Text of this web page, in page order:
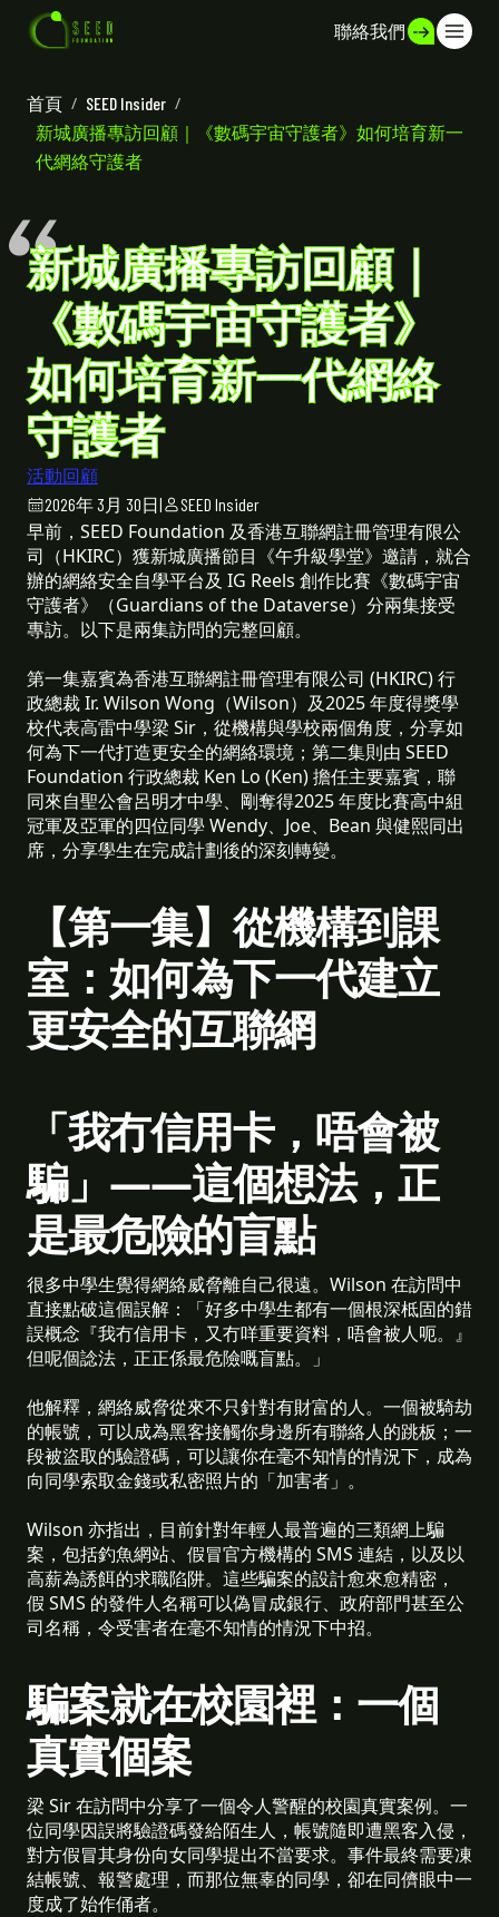
聯絡我們
首頁 / SEED Insider /
新城廣播專訪回顧｜《數碼宇宙守護者》如何培育新一
代網絡守護者
新城廣播專訪回顧｜
《數碼宇宙守護者》
如何培育新一代網絡
守護者
活動回顧
2026年 3月 30日| SEED Insider
早前，SEED Foundation 及香港互聯網註冊管理有限公
司（HKIRC）獲新城廣播節目《午升級學堂》邀請，就合
辦的網絡安全自學平台及 IG Reels 創作比賽《數碼宇宙
守護者》（Guardians of the Dataverse）分兩集接受
專訪。以下是兩集訪問的完整回顧。
第一集嘉賓為香港互聯網註冊管理有限公司 (HKIRC) 行
政總裁 Ir. Wilson Wong（Wilson）及2025 年度得獎學
校代表高雷中學梁 Sir，從機構與學校兩個角度，分享如
何為下一代打造更安全的網絡環境；第二集則由 SEED
Foundation 行政總裁 Ken Lo (Ken) 擔任主要嘉賓，聯
同來自聖公會呂明才中學、剛奪得2025 年度比賽高中組
冠軍及亞軍的四位同學 Wendy、Joe、Bean 與健熙同出
席，分享學生在完成計劃後的深刻轉變。
【第一集】從機構到課
室：如何為下一代建立
更安全的互聯網
「我冇信用卡，唔會被
騙」——這個想法，正
是最危險的盲點
很多中學生覺得網絡威脅離自己很遠。Wilson 在訪問中
直接點破這個誤解：「好多中學生都有一個根深柢固的錯
誤概念『我冇信用卡，又冇咩重要資料，唔會被人呃。』
但呢個諗法，正正係最危險嘅盲點。」
他解釋，網絡威脅從來不只針對有財富的人。一個被騎劫
的帳號，可以成為黑客接觸你身邊所有聯絡人的跳板；一
段被盜取的驗證碼，可以讓你在毫不知情的情況下，成為
向同學索取金錢或私密照片的「加害者」。
Wilson 亦指出，目前針對年輕人最普遍的三類網上騙
案，包括釣魚網站、假冒官方機構的 SMS 連結，以及以
高薪為誘餌的求職陷阱。這些騙案的設計愈來愈精密，
假 SMS 的發件人名稱可以偽冒成銀行、政府部門甚至公
司名稱，令受害者在毫不知情的情況下中招。
騙案就在校園裡：一個
真實個案
梁 Sir 在訪問中分享了一個令人警醒的校園真實案例。一
位同學因誤將驗證碼發給陌生人，帳號隨即遭黑客入侵，
對方假冒其身份向女同學提出不當要求。事件最終需要凍
結帳號、報警處理，而那位無辜的同學，卻在同儕眼中一
度成了始作俑者。